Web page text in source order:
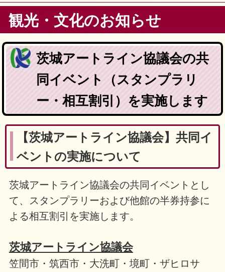
観光・文化のお知らせ
茨城アートライン協議会の共
同イベント（スタンプラリ
ー・相互割引）を実施します
【茨城アートライン協議会】共同イ
ベントの実施について
茨城アートライン協議会の共同イベントとし
て、スタンプラリーおよび他館の半券持参に
よる相互割引を実施します。
茨城アートライン協議会
笠間市・筑西市・大洗町・境町・ザヒロサ